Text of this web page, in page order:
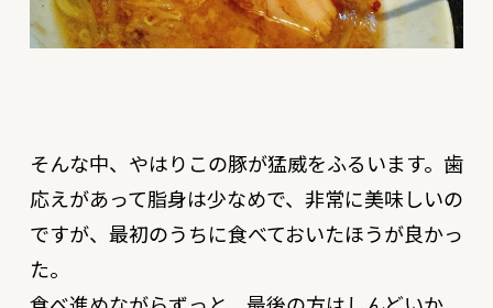
そんな中、やはりこの豚が猛威をふるいます。歯
応えがあって脂身は少なめで、非常に美味しいの
ですが、最初のうちに食べておいたほうが良かっ
た。